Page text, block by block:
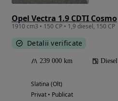
Opel Vectra 1.9 CDTI Cosmo
1910 cm3 • 150 CP • 1,9 diesel, 150 CP
Detalii verificate
239 000 km Diesel
Slatina (Olt)
Privat • Publicat